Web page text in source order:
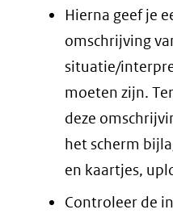
Hierna geef je
omschrijving
situatie/
moeten zijn.
deze
het scherm
en kaartjes,
Controleer de